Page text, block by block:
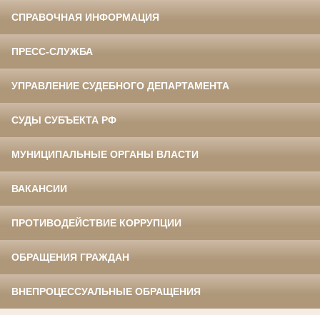
СПРАВОЧНАЯ ИНФОРМАЦИЯ
ПРЕСС-СЛУЖБА
УПРАВЛЕНИЕ СУДЕБНОГО ДЕПАРТАМЕНТА
СУДЫ СУБЪЕКТА РФ
МУНИЦИПАЛЬНЫЕ ОРГАНЫ ВЛАСТИ
ВАКАНСИИ
ПРОТИВОДЕЙСТВИЕ КОРРУПЦИИ
ОБРАЩЕНИЯ ГРАЖДАН
ВНЕПРОЦЕССУАЛЬНЫЕ ОБРАЩЕНИЯ